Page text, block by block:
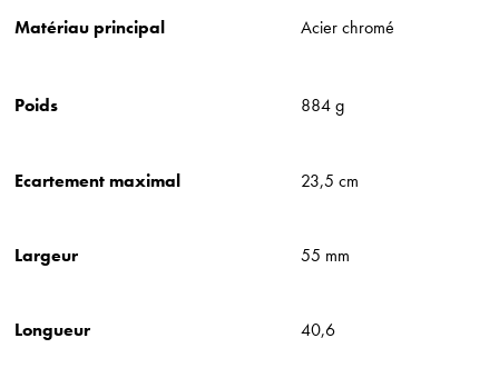
Matériau principal Acier chromé
Poids 884 g
Ecartement maximal 23,5 cm
Largeur 55 mm
Longueur 40,6